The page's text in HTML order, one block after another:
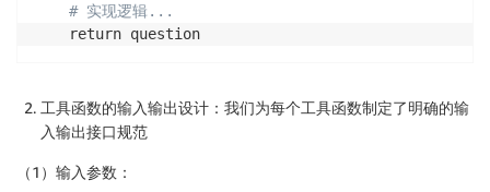
# 实现逻辑...
    return question
工具函数的输入输出设计： 我们为每个工具函数制定了明确的输
入输出接口规范
（1）输入参数：